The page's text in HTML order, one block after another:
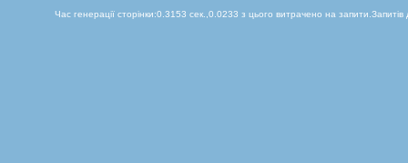
Час генерації сторінки:0.3153 сек.,0.0233 з цього витрачено на